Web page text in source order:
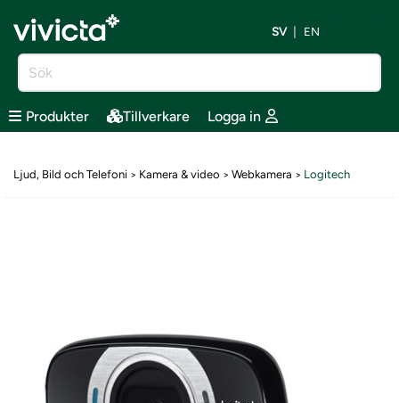
SV EN
Produkter Tillverkare Logga in
Ljud, Bild och Telefoni > Kamera & video > Webkamera > Logitech